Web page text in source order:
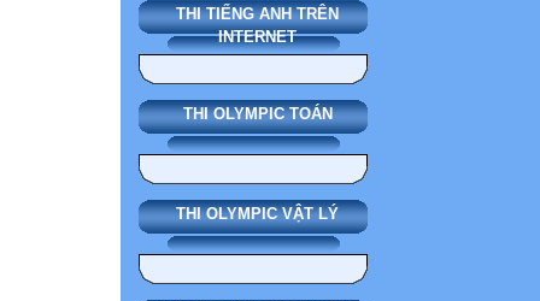
THI TIẾNG ANH TRÊN
INTERNET
THI OLYMPIC TOÁN
THI OLYMPIC VẬT LÝ